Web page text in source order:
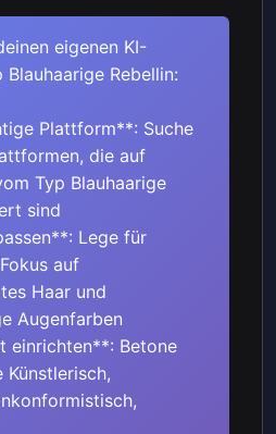
eigenen KI-
Rebellin:
Plattform**: Suche
die auf
Typ Blauhaarige
sind
Lege für
auf
Haar und
Augenfarben
einrichten**: Betone
Künstlerisch,